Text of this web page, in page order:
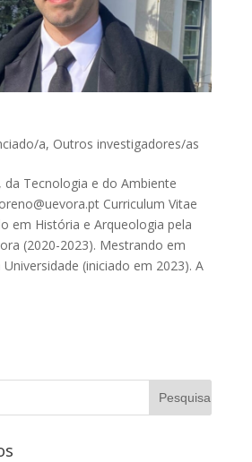
a, Outros investigadores/as
da Tecnologia e do Ambiente
Curriculum Vitae
em História e Arqueologia pela
(2020-2023). Mestrando em
(iniciado em 2023). A